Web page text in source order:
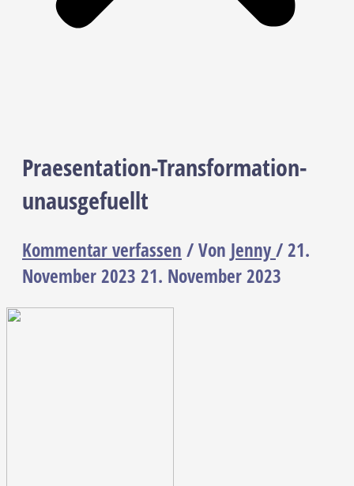
Praesentation-Transformation-
unausgefuellt
Kommentar verfassen / Von Jenny/21.
November 2023 21. November 2023